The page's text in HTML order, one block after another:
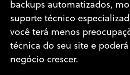
backups automatizados,
suporte técnico
você terá menos
técnica do seu site e
negócio crescer.